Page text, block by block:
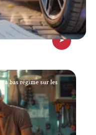
à bas régime sur les